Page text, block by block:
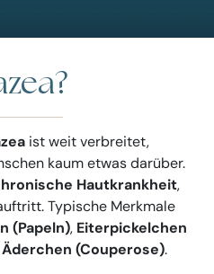
ist weit verbreitet,
kaum etwas darüber.
Hautkrankheit,
Typische Merkmale
(Papeln), Eiterpickelchen
(Couperose).